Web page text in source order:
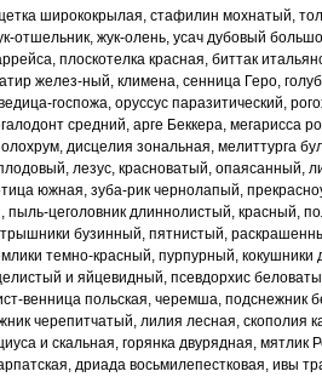
ширококрылая, стафилинмохнатый,
отшельник, жук-олень, усач дубовый
плоскотелка красная, биттак
желез-ный, климена, сенница Геро,
госпожа, оруссуспаразитический,
средний, арге Беккера,мегарисса
дисцелия зональная, мелиттурга
лезус, красноватый, опаясанный,
южная, зуба-рик чернолапый,
пыль-цеголовник длиннолистый, красный,
бузинный,пятнистый,
темно-красный, пурпурный, кокушники
и яйцевидный, псевдорхис
-венница польская, черемша, подснежник
черепитчатый,лилия лесная, скополия
и скальная, горянка двурядная, мятлик
дриада восьмилепестковая, ивы